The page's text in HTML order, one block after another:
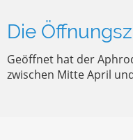
Die
Geöffnet hat der
zwischen Mitte April